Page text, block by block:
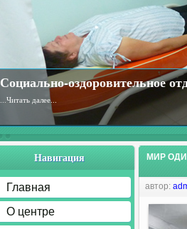
Социально-оздоровительное
Читать далее...
Навигация
Главная
О центре
МИР
автор: